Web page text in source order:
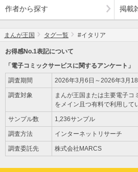
作者から探す 掲載
まんが王国 タグ一覧 #イタリア
お得感No.1表記について
「電子コミックサービスに関するアンケート」
調査期間 2026年3月6日～2026年3月18
調査対象
まんが王国または主要電子コ
をメイン且つ有料で利用して
サンプル数 1,236サンプル
調査方法 インターネットリサーチ
調査委託先 株式会社MARCS